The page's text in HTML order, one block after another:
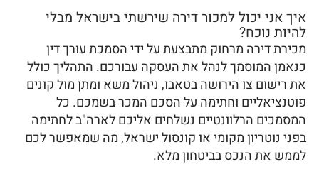
איך אני יכול למכור דירה שירשתי בישראל מבלי
להיות נוכח?
מכירת דירה מרחוק מתבצעת על ידי הסמכת עורך דין
כנאמן המוסמך לנהל את העסקה עבורכם. התהליך כולל
את רישום צו הירושה בטאבו, ניהול משא ומתן מול קונים
פוטנציאליים וחתימה על הסכם המכר בשמכם. כל
המסמכים הרלוונטיים נשלחים אליכם לארה"ב לחתימה
בפני נוטריון מקומי או קונסול ישראל, מה שמאפשר לכם
לממש את הנכס בביטחון מלא.